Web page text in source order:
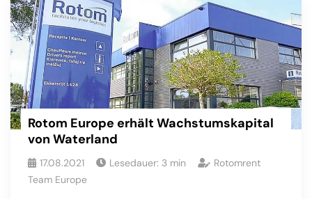
Rotom Europe erhält Wachstumskapital
von Waterland
17.08.2021 Lesedauer: 3 min
Rotomrent
Team Europe